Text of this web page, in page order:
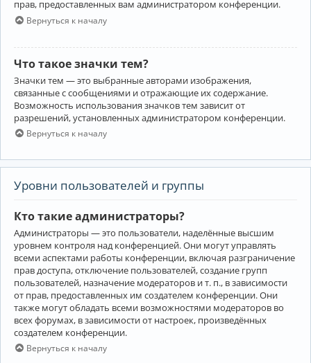
прав, предоставленных вам администратором конференции.
Вернуться к началу
Что такое значки тем?
Значки тем — это выбранные авторами изображения,
связанные с сообщениями и отражающие их содержание.
Возможность использования значков тем зависит от
разрешений, установленных администратором конференции.
Вернуться к началу
Уровни пользователей и группы
Кто такие администраторы?
Администраторы — это пользователи, наделённые высшим
уровнем контроля над конференцией. Они могут управлять
всеми аспектами работы конференции, включая разграничение
прав доступа, отключение пользователей, создание групп
пользователей, назначение модераторов и т. п., в зависимости
от прав, предоставленных им создателем конференции. Они
также могут обладать всеми возможностями модераторов во
всех форумах, в зависимости от настроек, произведённых
создателем конференции.
Вернуться к началу